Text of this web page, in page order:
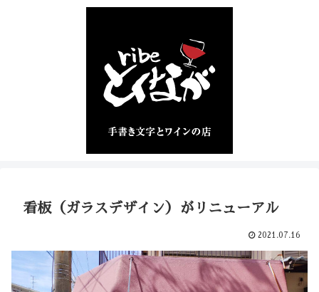
看板（ガラスデザイン）がリニューアル
2021.07.16